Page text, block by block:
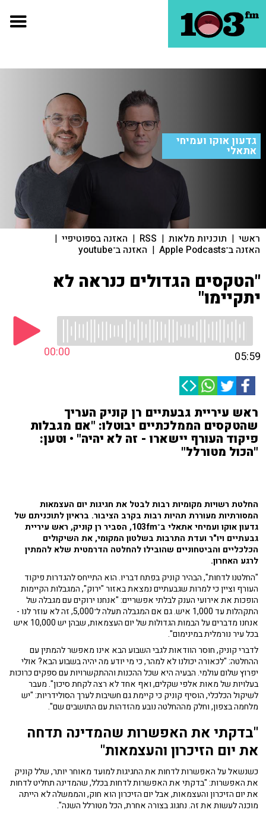
גדעון אוקו ועמיחי
אתאלי
ראשי | תוכניות מלאות |
RSS
| האזנה בספוטיפיי |
האזנה ב־Apple Podcasts | האזנה ב־youtube
"הטקסים הגדולים כנראה לא
יתקיימו"
00:00 05:59
ראש עיריית גבעתיים רן קוניק העריך
שהטקסים הממלכתיים יבוטלו: "אם מגבלות
פיקוד העורף יישארו - זה לא יהיה" • וטען:
"הכול מטורלל"
החלטת רשויות מקומיות רבות לבטל את חגיגות יום העצמאות
המסורתיות מעוררת תהיות רבות בקרב הציבור. בראיון לתוכניתם של
גדעון אוקו ועמיחי אתאלי ב־103fm, הסביר רן קוניק, ראש עיריית
גבעתיים ויו"ר ועדת התרבות בשלטון המקומי, את השיקולים
הכלכליים והביטחוניים שהובילו להחלטה הדרמטית שלא להמתין
לרגע האחרון.
"החלטנו לדחות", הבהיר קוניק בפתח דבריו. הוא התייחס להגדרות פיקוד
העורף וציין כי למרות שגבעתיים נמצאת באזור "ירוק", המגבלות הקיימות
הופכות את אירועי הענק לבלתי אפשריים: "אנחנו ירוקים עם מגבלה של
התקהלות עד 1,000 איש. גם אם המגבלה תעלה ל־5,000, זה לא עוזר לנו -
אנחנו מדברים על הבמות הגדולות של יום העצמאות, שבהן יש 10,000 איש
בכל עיר נורמלית במינימום".
לדברי קוניק, חוסר הוודאות לגבי השבוע הבא אינו מאפשר להמתין עם
ההחלטה: "לכאורה יכולנו לא למהר, כי מי יודע מה יהיה בשבוע הבא? אולי
יפרוץ שלום עולמי. הבעיה היא שכל ההכנות וההתקשרויות עם ספקים כרוכות
בעלויות של מאות אלפי שקלים, ואף אחד לא רצה לקחת סיכון". מעבר
לשיקול הכלכלי, הוסיף קוניק כי קיימת גם חשיבות לערך הסולידריות: "יש
מלחמה בצפון, וחלק מההחלטה נובע מהזדהות עם התושבים שם".
"בדקתי את האפשרות שהמדינה תדחה
את יום הזיכרון והעצמאות"
כשנשאל על האפשרות לדחות את החגיגות למועד מאוחר יותר, שלל קוניק
את האפשרות: "בדקתי את האפשרות לדחות בכלל, שהמדינה תחליט לדחות
את יום הזיכרון והעצמאות, אבל יום הזיכרון הוא חוק, והממשלה לא הייתה
מוכנה לעשות את זה. נחגוג בצורה אחרת, הכל מטורלל השנה".